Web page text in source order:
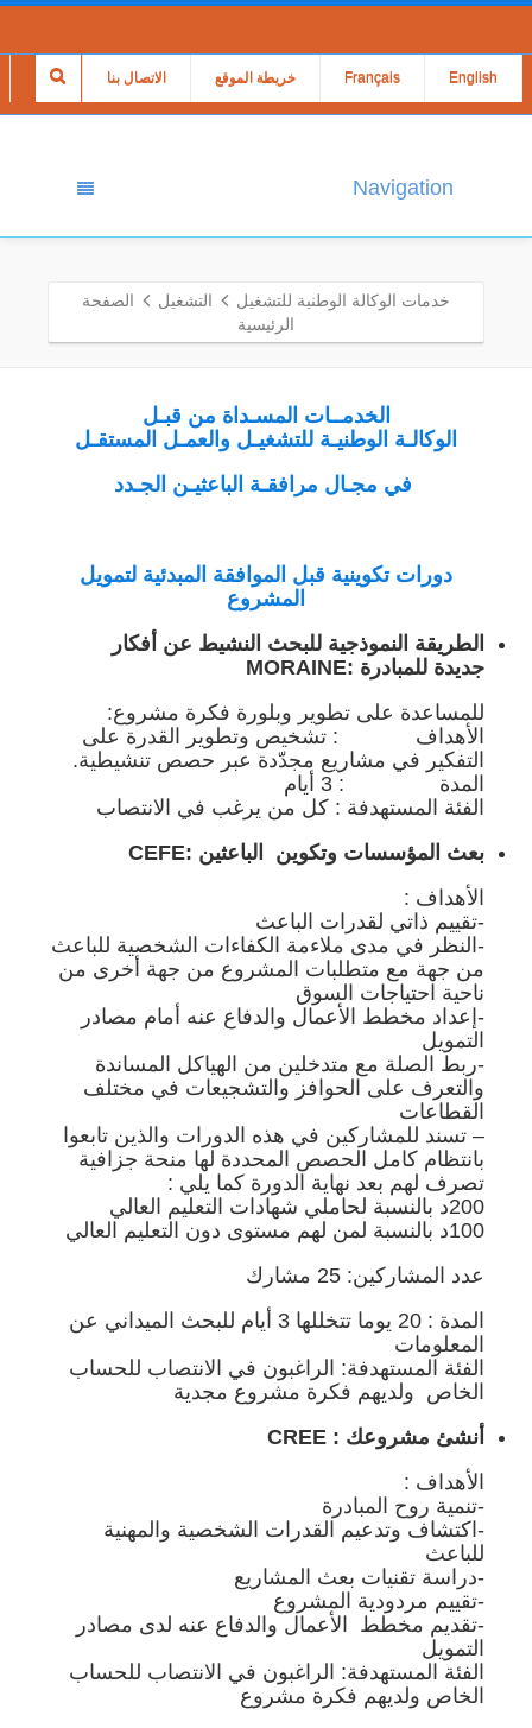
الاتصال بنا خريطة الموقع Français English
Navigation
خدمات الوكالة الوطنية للتشغيل التشغيل
الصفحة
الرئيسية
الخدمــات المسـداة من قبـل
الوكالـة الوطنيـة للتشغيـل والعمـل المستقـل
في مجـال مرافقـة الباعثيـن الجـدد
دورات تكوينية قبل الموافقة المبدئية لتمويل
المشروع
الطريقة النموذجية للبحث النشيط عن أفكار
جديدة للمبادرة :MORAINE
للمساعدة على تطوير وبلورة فكرة مشروع:
الأهداف : تشخيص وتطوير القدرة على
التفكير في مشاريع مجدّدة عبر حصص تنشيطية.
المدة : 3 أيام
الفئة المستهدفة : كل من يرغب في الانتصاب
بعث المؤسسات وتكوين الباعثين :CEFE
الأهداف :
-تقييم ذاتي لقدرات الباعث
-النظر في مدى ملاءمة الكفاءات الشخصية للباعث
من جهة مع متطلبات المشروع من جهة أخرى من
ناحية احتياجات السوق
-إعداد مخطط الأعمال والدفاع عنه أمام مصادر
التمويل
-ربط الصلة مع متدخلين من الهياكل المساندة
والتعرف على الحوافز والتشجيعات في مختلف
القطاعات
– تسند للمشاركين في هذه الدورات والذين تابعوا
بانتظام كامل الحصص المحددة لها منحة جزافية
تصرف لهم بعد نهاية الدورة كما يلي :
200د بالنسبة لحاملي شهادات التعليم العالي
100د بالنسبة لمن لهم مستوى دون التعليم العالي
عدد المشاركين: 25 مشارك
المدة : 20 يوما تتخللها 3 أيام للبحث الميداني عن
المعلومات
الفئة المستهدفة: الراغبون في الانتصاب للحساب
الخاص ولديهم فكرة مشروع مجدية
أنشئ مشروعك : CREE
الأهداف :
-تنمية روح المبادرة
-اكتشاف وتدعيم القدرات الشخصية والمهنية
للباعث
-دراسة تقنيات بعث المشاريع
-تقييم مردودية المشروع
-تقديم مخطط الأعمال والدفاع عنه لدى مصادر
التمويل
الفئة المستهدفة: الراغبون في الانتصاب للحساب
الخاص ولديهم فكرة مشروع